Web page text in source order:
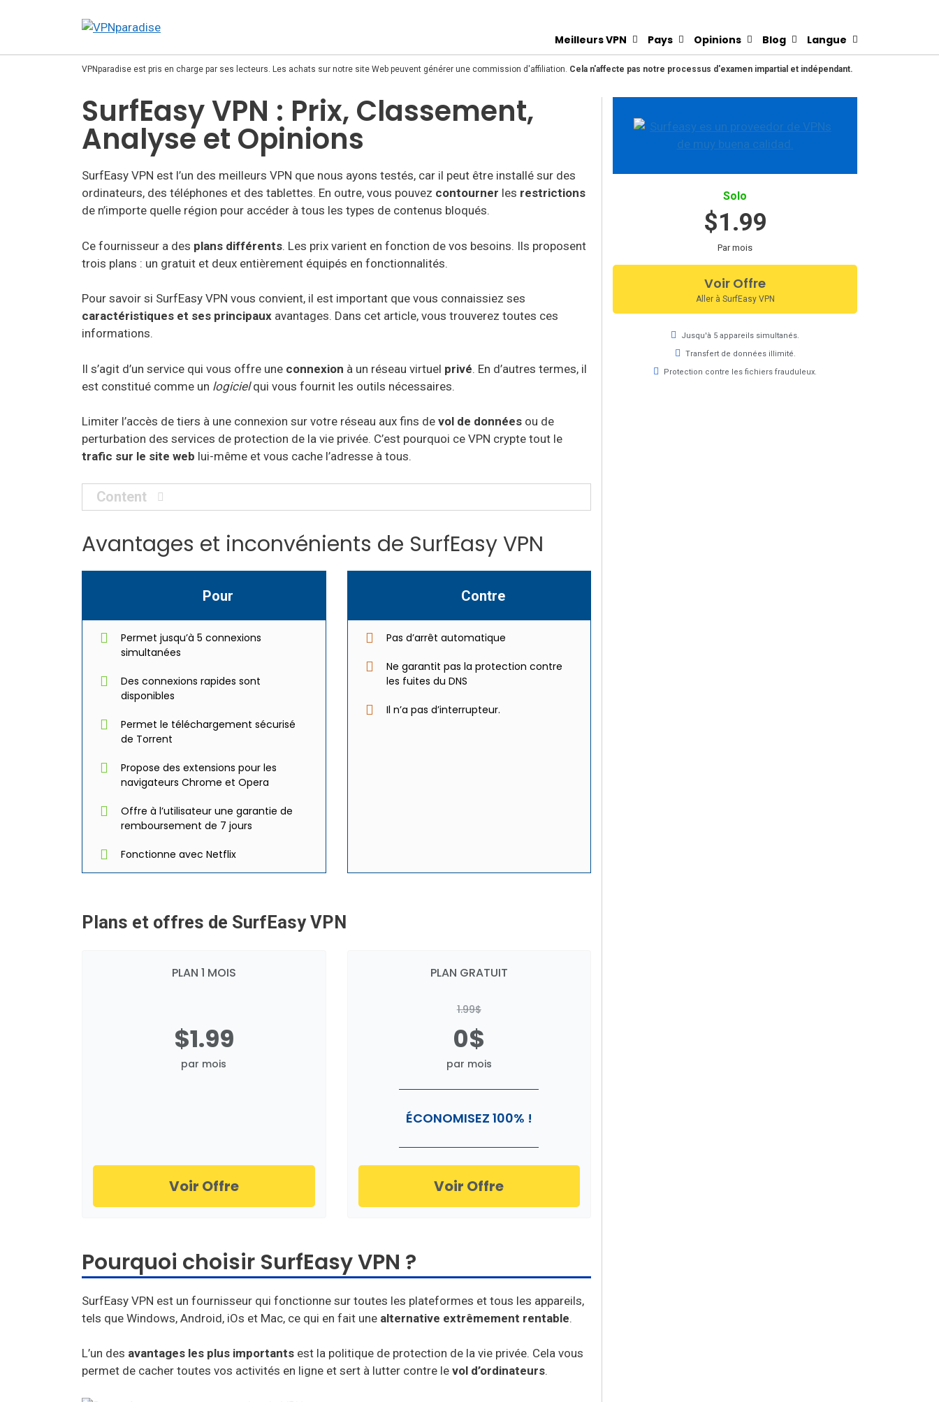
Meilleurs VPN Pays Opinions Blog Langue
VPNparadise est pris en charge par ses lecteurs. Les achats sur notre site Web peuvent générer une commission d'affiliation. Cela n'affecte pas notre processus d'examen impartial et indépendant.
SurfEasy VPN : Prix, Classement,
Analyse et Opinions
SurfEasy VPN est l’un des meilleurs VPN que nous ayons testés, car il peut être installé sur des
ordinateurs, des téléphones et des tablettes. En outre, vous pouvez contourner les restrictions
de n’importe quelle région pour accéder à tous les types de contenus bloqués.
Ce fournisseur a des plans différents. Les prix varient en fonction de vos besoins. Ils proposent
trois plans : un gratuit et deux entièrement équipés en fonctionnalités.
Pour savoir si SurfEasy VPN vous convient, il est important que vous connaissiez ses
caractéristiques et ses principaux avantages. Dans cet article, vous trouverez toutes ces
informations.
Il s’agit d’un service qui vous offre une connexion à un réseau virtuel privé. En d’autres termes, il
est constitué comme un logicielqui vous fournit les outils nécessaires.
Limiter l’accès de tiers à une connexion sur votre réseau aux fins de vol de données ou de
perturbation des services de protection de la vie privée. C’est pourquoi ce VPN crypte tout le
trafic sur le site web lui-même et vous cache l’adresse à tous.
Content
Avantages et inconvénients de SurfEasy VPN
Pour
Permet jusqu’à 5 connexions
simultanées
Des connexions rapides sont
disponibles
Permet le téléchargement sécurisé
de Torrent
Propose des extensions pour les
navigateurs Chrome et Opera
Offre à l’utilisateur une garantie de
remboursement de 7 jours
Fonctionne avec Netflix
Contre
Pas d’arrêt automatique
Ne garantit pas la protection contre
les fuites du DNS
Il n’a pas d’interrupteur.
Plans et offres de SurfEasy VPN
PLAN 1 MOIS
$1.99
par mois
Voir Offre
PLAN GRATUIT
1.99$
0$
par mois
ÉCONOMISEZ 100% !
Voir Offre
Pourquoi choisir SurfEasy VPN ?
SurfEasy VPN est un fournisseur qui fonctionne sur toutes les plateformes et tous les appareils,
tels que Windows, Android, iOs et Mac, ce qui en fait une alternative extrêmement rentable.
L’un des avantages les plus importants est la politique de protection de la vie privée. Cela vous
permet de cacher toutes vos activités en ligne et sert à lutter contre le vol d’ordinateurs.
Solo
$1.99
Par mois
Voir Offre
Aller à SurfEasy VPN
Jusqu'à 5 appareils simultanés.
Transfert de données illimité.
Protection contre les fichiers frauduleux.